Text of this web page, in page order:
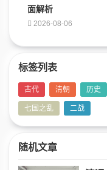
面解析
2026-08-06
标签列表
古代 清朝 历史
七国之乱 二战
随机文章